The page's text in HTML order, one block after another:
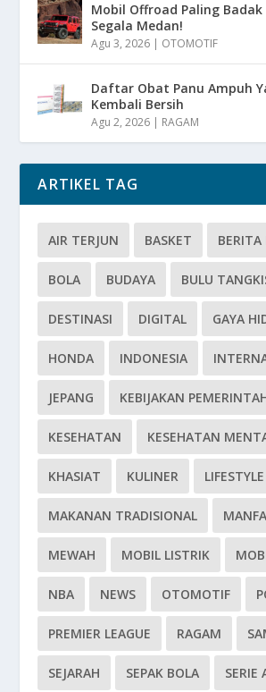
Mobil Offroad Paling
Segala Medan!
Agu 3, 2026 | OTOMOTIF
Daftar Obat Panu Ampuh
Kembali Bersih
Agu 2, 2026 | RAGAM
ARTIKEL TAG
AIR TERJUN BASKET BERITA
BOLA BUDAYA BULU
DESTINASI DIGITAL GAYA
HONDA INDONESIA
JEPANG KEBIJAKAN
KESEHATAN KESEHATAN
KHASIAT KULINER LIFESTYLE
MAKANAN TRADISIONAL
MEWAH MOBIL LISTRIK
NBA NEWS OTOMOTIF
PREMIER LEAGUE RAGAM
SEJARAH SEPAK BOLA SERIE